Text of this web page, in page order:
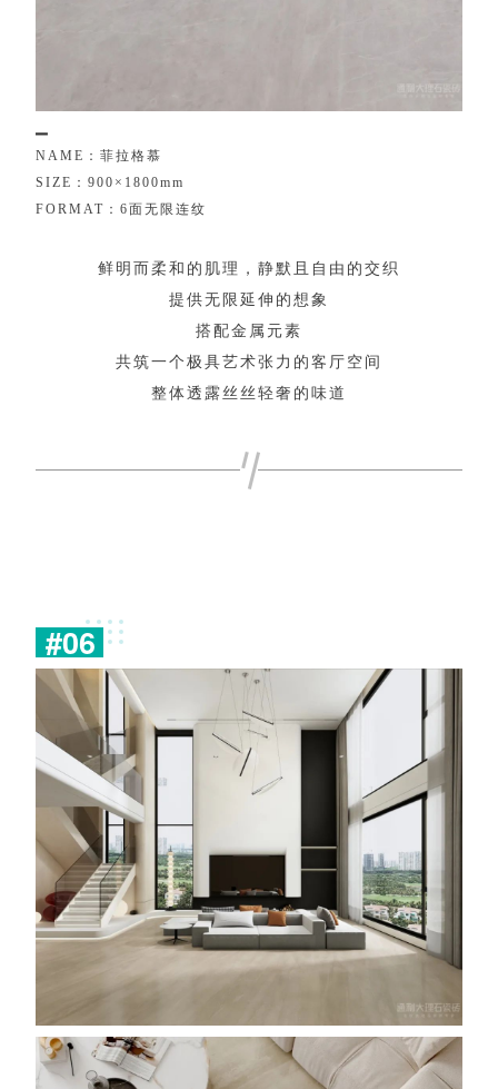
N A M E ： 菲拉格慕
S I ZE ： 900 × 1 800mm
FOR M AT ： 6面无限 连纹
鲜 明 而柔 和 的 肌理 ， 静默 且 自 由 的 交织
提 供无 限 延 伸 的 想 象
搭 配金 属 元素
共筑一个 极 具艺术张 力 的 客 厅 空 间
整体透 露 丝 丝 轻 奢 的 味道
#06